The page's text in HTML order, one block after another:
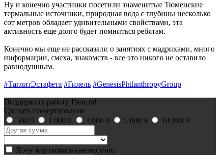
Ну и конечно участники посетили знаменитые Тюменские
термальные источники, природная вода с глубины несколько
сот метров обладает удивительными свойствами, эта
активность еще долго будет помниться ребятам.
Конечно мы еще не рассказали о занятиях с мадрихами, много
информации, смеха, знакомств - все это никого не оставило
равнодушным.
#ТаглитЭстафета #Гилель #GenesisPhilanthropyGroup
Поддержать работу Гилеля!
Сделать пожертвование
500 9 1 000 9 3 000 9 5 000 9 10 000 9
Хочу жертвовать ежемесячно